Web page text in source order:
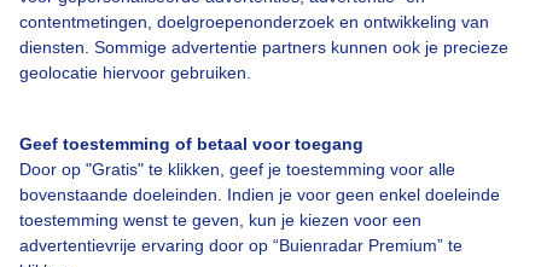
contentmetingen, doelgroepenonderzoek en ontwikkeling van
diensten. Sommige advertentie partners kunnen ook je precieze
geolocatie hiervoor gebruiken.
Geef toestemming of betaal voor toegang
Door op "Gratis" te klikken, geef je toestemming voor alle
bovenstaande doeleinden. Indien je voor geen enkel doeleinde
toestemming wenst te geven, kun je kiezen voor een
advertentievrije ervaring door op “Buienradar Premium” te
Over Buienradar
Veelgestelde vragen
Contact
Toegankelijkheid